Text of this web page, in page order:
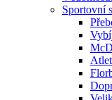
Sportovní